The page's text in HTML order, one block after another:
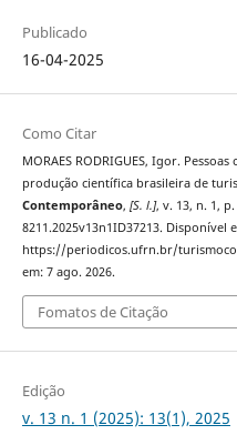
Publicado
16-04-2025
Como Citar
MORAES RODRIGUES, Igor.
produção científica brasileira de
Contemporâneo, [S. l.], v. 13, n. 1,
8211.2025v13n1ID37213. Disponível
https://periodicos.ufrn.br/
em: 7 ago. 2026.
Fomatos de Citação
Edição
v. 13 n. 1 (2025): 13(1), 2025